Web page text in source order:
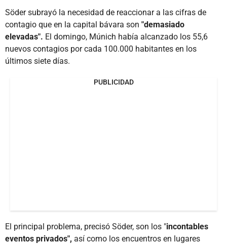
Söder subrayó la necesidad de reaccionar a las cifras de
contagio que en la capital bávara son "demasiado
elevadas". El domingo, Múnich había alcanzado los 55,6
nuevos contagios por cada 100.000 habitantes en los
últimos siete días.
PUBLICIDAD
El principal problema, precisó Söder, son los "incontables
eventos privados", así como los encuentros en lugares